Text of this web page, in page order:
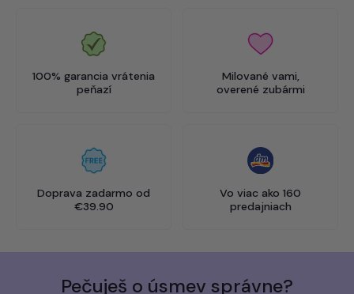
100% garancia vrátenia
peňazí
Milované vami,
overené zubármi
Doprava zadarmo od
€39.90
Vo viac ako 160
predajniach
Pečuješ o úsmev správne?